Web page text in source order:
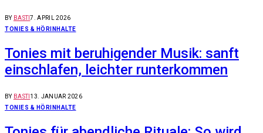
BY BASTI7. APRIL 2026
TONIES & HÖRINHALTE
Tonies mit beruhigender Musik: sanft
einschlafen, leichter runterkommen
BY BASTI 13. JANUAR 2026
TONIES & HÖRINHALTE